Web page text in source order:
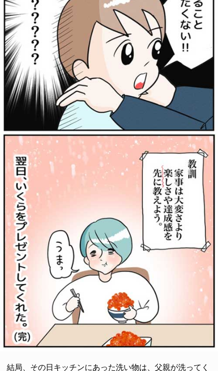
結局、その日キッチンにあった洗い物は、父親が洗ってく